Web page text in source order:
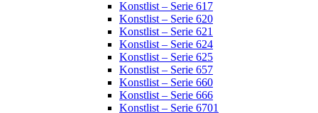
Konstlist – Serie 617
Konstlist – Serie 620
Konstlist – Serie 621
Konstlist – Serie 624
Konstlist – Serie 625
Konstlist – Serie 657
Konstlist – Serie 660
Konstlist – Serie 666
Konstlist – Serie 6701